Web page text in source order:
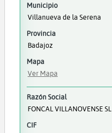
Municipio
Villanueva de la Serena
Provincia
Badajoz
Mapa
Ver Mapa
Razón Social
FONCAL VILLANOVENSE SL
CIF